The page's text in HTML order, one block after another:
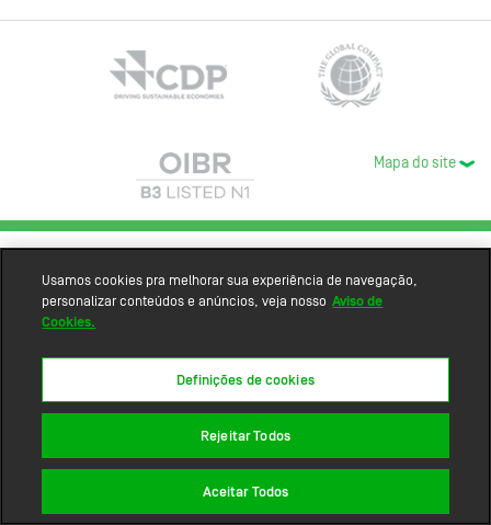
Mapa do site
Usamos cookies pra melhorar sua experiência de navegação,
personalizar conteúdos e anúncios, veja nosso Aviso de
Cookies.
Definições de cookies
Rejeitar Todos
Aceitar Todos